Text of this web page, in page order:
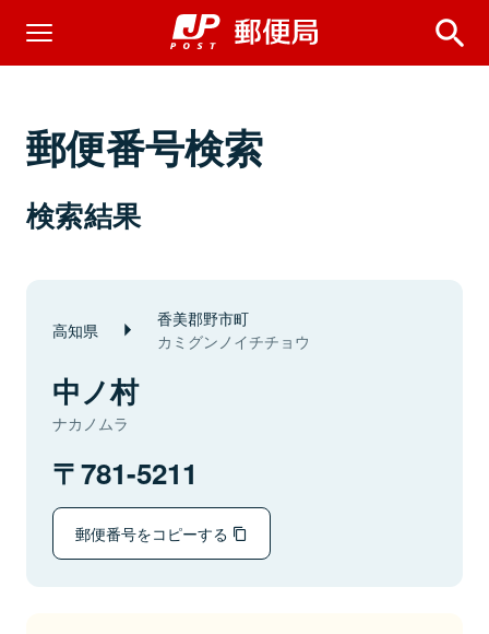
郵便番号検索
検索結果
高知県 香美郡野市町
カミグンノイチチョウ
中ノ村
ナカノムラ
781-5211
郵便番号をコピーする